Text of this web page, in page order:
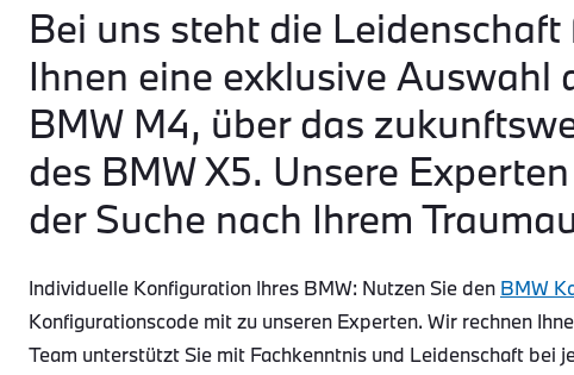
Bei uns steht die
Ihnen eine exklusive Auswahl
BMW M4, über das
des BMW X5. Unsere
der Suche nach Ihrem
Individuelle Konfiguration Ihres BMW: Nutzen Sie den BMW
Konfigurationscode mit zu unseren Experten. Wir rechnen
Team unterstützt Sie mit Fachkenntnis und Leidenschaft bei